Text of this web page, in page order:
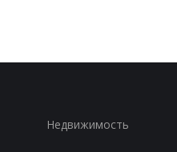
Недвижимость